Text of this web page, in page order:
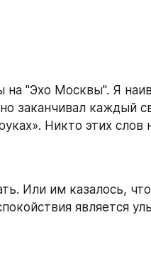
на "Эхо Москвы". Я
заканчивал каждый
Никто этих слов
Или им казалось,
является